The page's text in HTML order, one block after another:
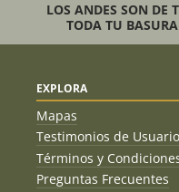
LOS ANDES SON DE
TODA TU
EXPLORA
Mapas
Testimonios de
Términos y
Preguntas Frecuentes